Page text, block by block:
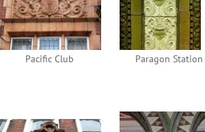
Pacific Club Paragon Station